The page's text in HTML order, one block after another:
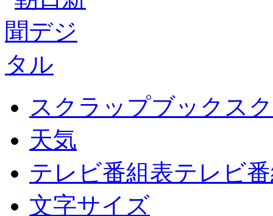
スクラップブック ス
天気
テレビ番組表テレビ
文字サイズ